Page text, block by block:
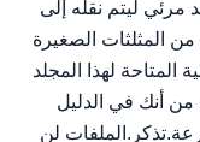
ليتم نقله إلى
المثلثات الصغيرة
المتاحة لهذا المجلد
من أنك في الدليل
لن